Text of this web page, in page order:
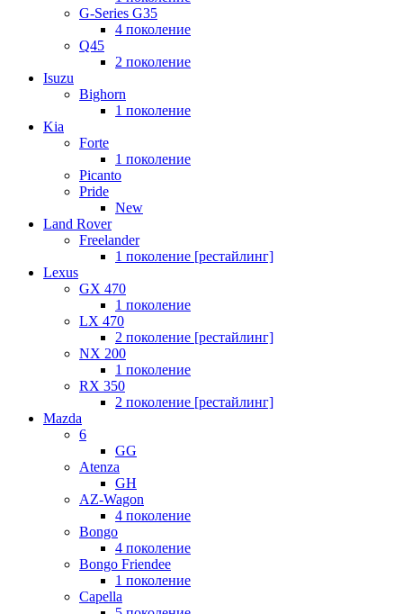
G-Series G35
4 поколение
Q45
2 поколение
Isuzu
Bighorn
1 поколение
Kia
Forte
1 поколение
Picanto
Pride
New
Land Rover
Freelander
1 поколение [рестайлинг]
Lexus
GX 470
1 поколение
LX 470
2 поколение [рестайлинг]
NX 200
1 поколение
RX 350
2 поколение [рестайлинг]
Mazda
6
GG
Atenza
GH
AZ-Wagon
4 поколение
Bongo
4 поколение
Bongo Friendee
1 поколение
Capella